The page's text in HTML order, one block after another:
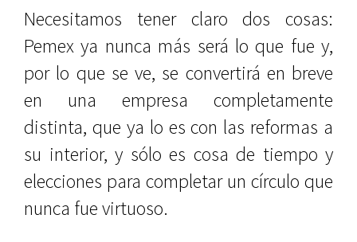
Necesitamos tener claro dos cosas:
Pemex ya nunca más será lo que fue y,
por lo que se ve, se convertirá en breve
en una empresa completamente
distinta, que ya lo es con las reformas a
su interior, y sólo es cosa de tiempo y
elecciones para completar un círculo que
nunca fue virtuoso.